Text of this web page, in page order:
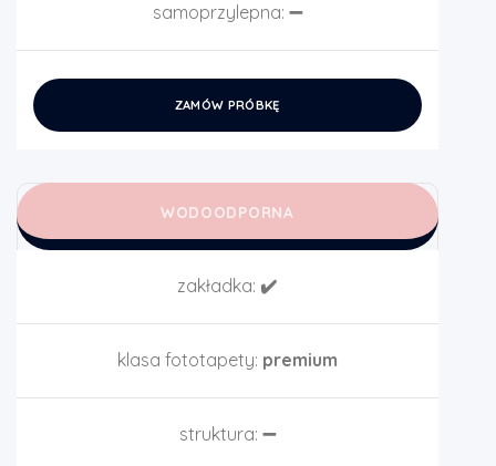
samoprzylepna: ➖
ZAMÓW PRÓBKĘ
WODOODPORNA
zakładka: ✔️
klasa fototapety: premium
struktura: ➖